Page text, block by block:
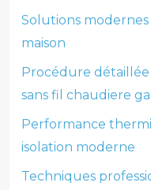
Solutions
maison
Procédure
sans fil chaudiere
Performance
isolation moderne
Techniques